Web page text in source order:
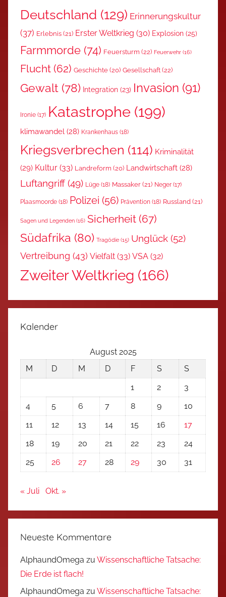
Deutschland (129) Erinnerungskultur
(37) Erlebnis (21) Erster Weltkrieg (30) Explosion (25)
Farmmorde (74) Feuersturm (22) Feuerwehr (16)
Flucht (62) Geschichte (20) Gesellschaft(22)
Gewalt (78) Integration (23) Invasion (91)
Ironie (17) Katastrophe (199)
klimawandel (28) Krankenhaus (18)
Kriegsverbrechen (114) Kriminalität
(29) Kultur (33) Landreform (20) Landwirtschaft (28)
Luftangriff (49) Lüge (18) Massaker (21) Neger (17)
Plaasmoorde (18) Polizei (56) Prävention (18) Russland (21)
Sagen und Legenden (16) Sicherheit (67)
Südafrika (80) Tragödie (15) Unglück (52)
Vertreibung (43) Vielfalt (33) VSA (32)
Zweiter Weltkrieg (166)
Kalender
August 2025
M
D M D F S
S
1
2
3
4
5 6 7 8 9
10
11
12 13 14 15 16
17
18
19 20 21 22 23
24
25
26 27 28 29 30 31
« Juli Okt. »
Neueste Kommentare
AlphaundOmega zu Wissenschaftliche Tatsache:
Die Erde ist flach!
AlphaundOmega zu Wissenschaftliche Tatsache: